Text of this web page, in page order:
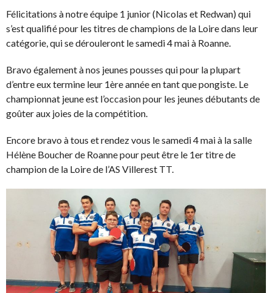
Félicitations à notre équipe 1 junior (Nicolas et Redwan) qui
s’est qualifié pour les titres de champions de la Loire dans leur
catégorie, qui se dérouleront le samedi 4 mai à Roanne.
Bravo également à nos jeunes pousses qui pour la plupart
d’entre eux termine leur 1ère année en tant que pongiste. Le
championnat jeune est l’occasion pour les jeunes débutants de
goûter aux joies de la compétition.
Encore bravo à tous et rendez vous le samedi 4 mai à la salle
Hélène Boucher de Roanne pour peut être le 1er titre de
champion de la Loire de l’AS Villerest TT.